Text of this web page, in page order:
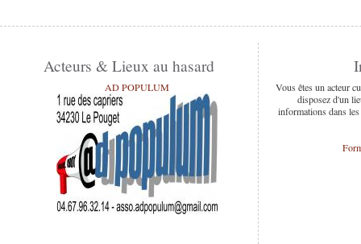
Acteurs & Lieux au hasard
AD POPULUM
Vous êtes un acteur
disposez d'un
informations dans